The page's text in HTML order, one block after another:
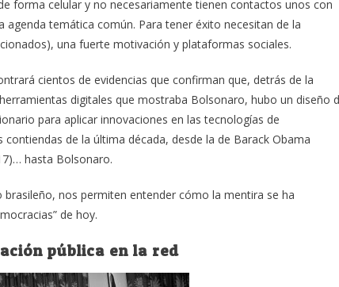
forma celular y no necesariamente tienen contactos unos con
temática común. Para tener éxito necesitan de la
una fuerte motivación y plataformas sociales.
cientos de evidencias que confirman que, detrás de la
digitales que mostraba Bolsonaro, hubo un diseño
para aplicar innovaciones en las tecnologías de
de la última década, desde la de Barack Obama
hasta Bolsonaro.
nos permiten entender cómo la mentira se ha
de hoy.
pública en la red